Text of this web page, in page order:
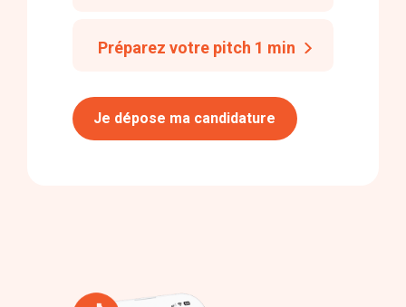
Préparez votre pitch 1 min
Je dépose ma candidature